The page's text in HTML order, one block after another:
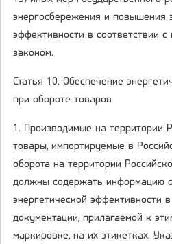
энергосбережения и повышения
эффективности в соответствии
законом.
Статья 10. Обеспечение
при обороте товаров
1. Производимые на территории
товары, импортируемые в
оборота на территории
должны содержать информацию
энергетической эффективности
документации, прилагаемой к
маркировке, на их этикетках.